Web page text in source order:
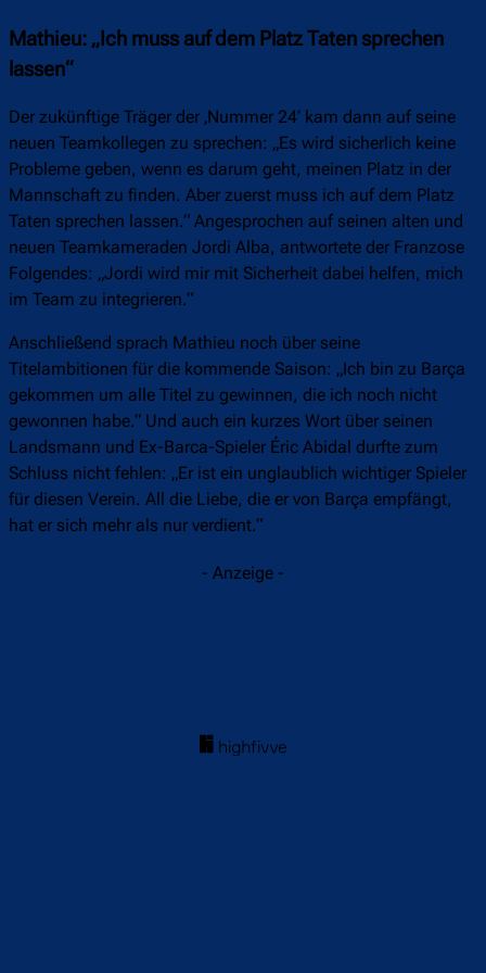
Mathieu: „Ich muss auf dem Platz Taten sprechen
lassen“
Der zukünftige Träger der ‚Nummer 24‘ kam dann auf seine
neuen Teamkollegen zu sprechen: „Es wird sicherlich keine
Probleme geben, wenn es darum geht, meinen Platz in der
Mannschaft zu finden. Aber zuerst muss ich auf dem Platz
Taten sprechen lassen.“ Angesprochen auf seinen alten und
neuen Teamkameraden Jordi Alba, antwortete der Franzose
Folgendes: „Jordi wird mir mit Sicherheit dabei helfen, mich
im Team zu integrieren.“
Anschließend sprach Mathieu noch über seine
Titelambitionen für die kommende Saison: „Ich bin zu Barça
gekommen um alle Titel zu gewinnen, die ich noch nicht
gewonnen habe.“ Und auch ein kurzes Wort über seinen
Landsmann und Ex-Barca-Spieler Éric Abidal durfte zum
Schluss nicht fehlen: „Er ist ein unglaublich wichtiger Spieler
für diesen Verein. All die Liebe, die er von Barça empfängt,
hat er sich mehr als nur verdient.“
- Anzeige -